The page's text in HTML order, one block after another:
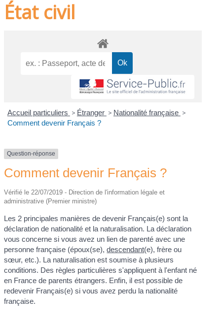
État civil
Accueil particuliers > Étranger > Nationalité française >
Comment devenir Français ?
Question-réponse
Comment devenir Français ?
Vérifié le 22/07/2019 - Direction de l'information légale et
administrative (Premier ministre)
Les 2 principales manières de devenir Français(e) sont la
déclaration de nationalité et la naturalisation. La déclaration
vous concerne si vous avez un lien de parenté avec une
personne française (époux(se),descendant(e), frère ou
sœur, etc.). La naturalisation est soumise à plusieurs
conditions. Des règles particulières s'appliquent à l'enfant né
en France de parents étrangers. Enfin, il est possible de
redevenir Français(e) si vous avez perdu la nationalité
française.